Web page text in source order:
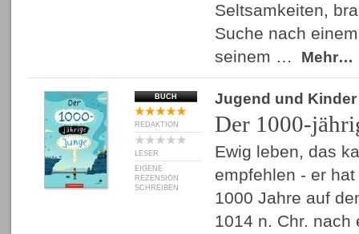
Seltsamkeiten,
Suche nach
seinem …
Mehr…
BUCH
REDAKTION
LESER
EIGENE
REZENSION
SCHREIBEN
Jugend und Kinder
Der 1000-
Ewig leben, das
empfehlen - er
1000 Jahre auf
1014 n. Chr. nach